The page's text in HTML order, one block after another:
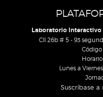
Laboratorio Interactivo
Cll 26b # 5 - 93
Código
Lunes a
Suscríbase